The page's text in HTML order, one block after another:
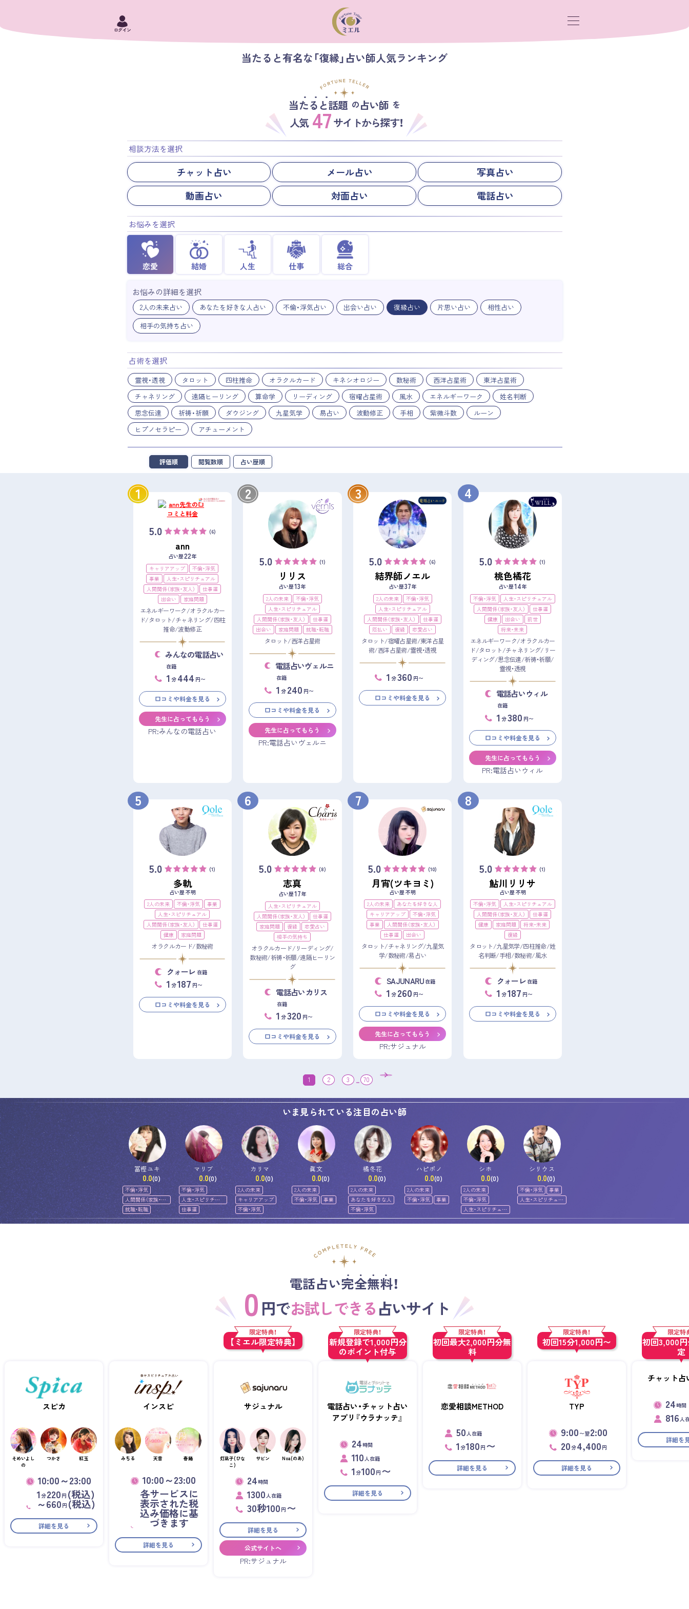
ログイン
当たると有名な「復縁」占い師人気ランキング
当たると話題 の占い師 を
人気 47 サイトから探す！
相談方法を選択
チャット占い メール占い
写真占い
動画占い
対面占い 電話占い
お悩みを選択
恋愛 結婚 人生 仕事 総合
お悩みの詳細を選択
2人の未来占い あなたを好きな人占い 不倫・浮気占い 出会い占い 復縁占い 片思い占い
相性占い
相手の気持ち占い
占術を選択
霊視・透視 タロット 四柱推命 オラクルカード キネシオロジー 数秘術 西洋占星術
東洋占星術
チャネリング
遠隔ヒーリング 算命学 リーディング 宿曜占星術 風水 エネルギーワーク
姓名判断
思念伝達
祈祷・祈願 ダウジング 九星気学 易占い 波動修正 手相 紫微斗数
ルーン
ヒプノセラピー
アチューメント
評価順 閲覧数順 占い歴順
1
5.0 (6)
ann
占い歴22年
キャリアアップ
不倫・浮気
事業
人生・スピリチュアル
人間関係（家族・友人）
仕事運
出会い
家庭問題
エネルギーワーク/オラクルカー
ド/タロット/チャネリング/四柱
推命/波動修正
みんなの電話占い
在籍
1 分 444 円〜
口コミや料金を見る
先生に占ってもらう
PR:みんなの電話占い
2
5.0 (1)
リリス
占い歴13年
2人の未来
不倫・浮気
人生・スピリチュアル
人間関係（家族・友人）
仕事運
出会い
家庭問題 就職・転職
タロット/西洋占星術
電話占いヴェルニ
在籍
1 分 240 円〜
口コミや料金を見る
先生に占ってもらう
PR:電話占いヴェルニ
3
5.0 (6)
結界師ノエル
占い歴37年
2人の未来
不倫・浮気
人生・スピリチュアル
人間関係（家族・友人）
仕事運
厄払い
復縁 恋愛占い
タロット/宿曜占星術/東洋占星
術/西洋占星術/霊視・透視
1 分360 円〜
口コミや料金を見る
4
5.0 (1)
桃色橘花
占い歴14年
不倫・浮気
人生・スピリチュアル
人間関係（家族・友人）
仕事運
健康
出会い
前世
将来・未来
エネルギーワーク/オラクルカー
ド/タロット/チャネリング/リー
ディング/思念伝達/祈祷・祈願/
霊視・透視
電話占いウィル
在籍
1 分380 円〜
口コミや料金を見る
先生に占ってもらう
PR:電話占いウィル
5
5.0 (1)
多軌
占い歴 不明
2人の未来
不倫・浮気
事業
人生・スピリチュアル
人間関係（家族・友人）
仕事運
健康
家庭問題
オラクルカード/数秘術
クォーレ 在籍
1 分187 円〜
口コミや料金を見る
6
5.0 (8)
志真
占い歴17年
人生・スピリチュアル
人間関係（家族・友人）
仕事運
家庭問題
復縁
恋愛占い
相手の気持ち
オラクルカード/リーディング/
数秘術/祈祷・祈願/遠隔ヒーリン
グ
電話占いカリス
在籍
1 分320 円〜
口コミや料金を見る
7
5.0 (10)
月宵(ツキヨミ)
占い歴 不明
2人の未来
あなたを好きな人
キャリアアップ
不倫・浮気
事業
人間関係（家族・友人）
仕事運
出会い
タロット/チャネリング/九星気
学/数秘術/易占い
SAJUNARU在籍
1 分 260 円〜
口コミや料金を見る
先生に占ってもらう
PR:サジュナル
8
5.0 (1)
鮎川リリサ
占い歴 不明
不倫・浮気
人生・スピリチュアル
人間関係（家族・友人）
仕事運
健康
家庭問題
将来・未来
復縁
タロット/九星気学/四柱推命/姓
名判断/手相/数秘術/風水
クォーレ在籍
1 分187 円〜
口コミや料金を見る
1 2 3 ... 70
いま見られている注目の占い師
冨樫ユキ
0.0(0)
不倫・浮気
人間関係（家族・友
人）
就職・転職
マリブ
0.0(0)
不倫・浮気
人生・スピリチュ
アル
仕事運
カリマ
0.0(0)
2人の未来
キャリアアップ
不倫・浮気
眞文
0.0(0)
2人の未来
不倫・浮気
事業
橘冬花
0.0(0)
2人の未来
あなたを好きな人
不倫・浮気
ハピポノ
0.0(0)
2人の未来
不倫・浮気
事業
シホ
0.0(0)
2人の未来
不倫・浮気
人生・スピリチュア
ル
シリウス
0.0(0)
不倫・浮気
事業
人生・スピリチュア
ル
電話占い完全無料！
0 円でお試しできる占いサイト
スピカ
そめいよし
の
つかさ 紅玉
10:00～23:00
1分220 円 (税込)
～660 円 (税込)
詳細を見る
インスピ
みちる 天音 春陽
10:00～23:00
各サービスに
表示された税
込み価格に基
づきます
詳細を見る
限定特典！
【ミエル限定特典】
サジュナル
灯凪子(ひな
こ)
サビン Noa(のあ)
24 時間
1300人在籍
30秒100 円 〜
詳細を見る
公式サイトへ
PR:サジュナル
限定特典！
新規登録で1,000円分
のポイント付与
電話占い・チャット占い
アプリ『ウラナッテ』
24 時間
110人在籍
1分100 円 〜
詳細を見る
限定特典！
初回最大2,000円分無
料
恋愛相談METHOD
50人在籍
1分180 円 〜
詳細を見る
限定特典！
初回15分1,000円〜
TYP
9:00 〜翌2:00
20分4,400 円
詳細を見る
限定特
初回3,000
定
チャット占
24 時間
816人
詳細を